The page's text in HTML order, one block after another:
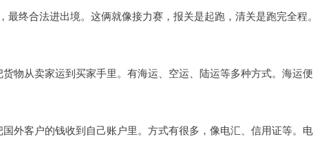
最终合法进出境。这俩就像接力赛，报关是起跑，清关是跑完全程。
物从卖家运到买家手里。有海运、空运、陆运等多种方式。海运
外客户的钱收到自己账户里。方式有很多，像电汇、信用证等。